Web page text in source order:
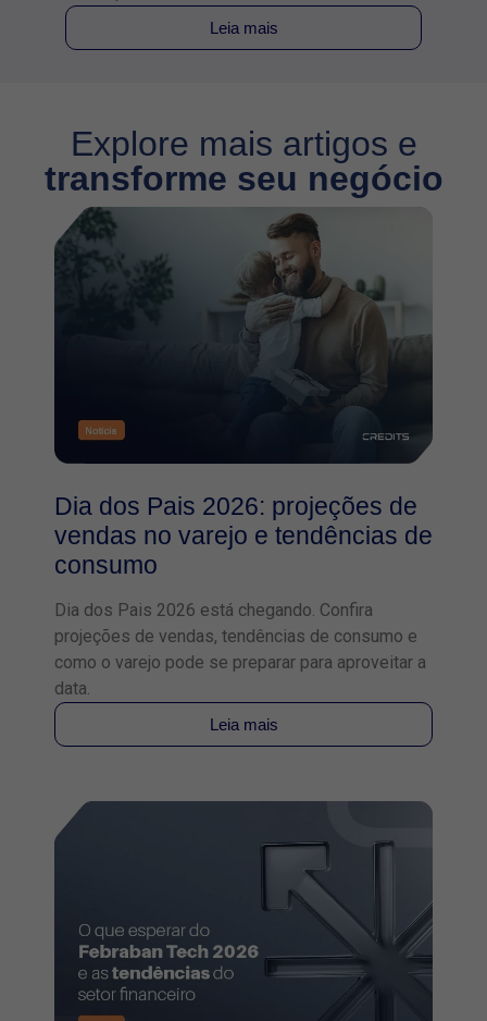
Leia mais
Explore mais artigos e
transforme seu negócio
Dia dos Pais 2026: projeções de
vendas no varejo e tendências de
consumo
Dia dos Pais 2026 está chegando. Confira
projeções de vendas, tendências de consumo e
como o varejo pode se preparar para aproveitar a
data.
Leia mais